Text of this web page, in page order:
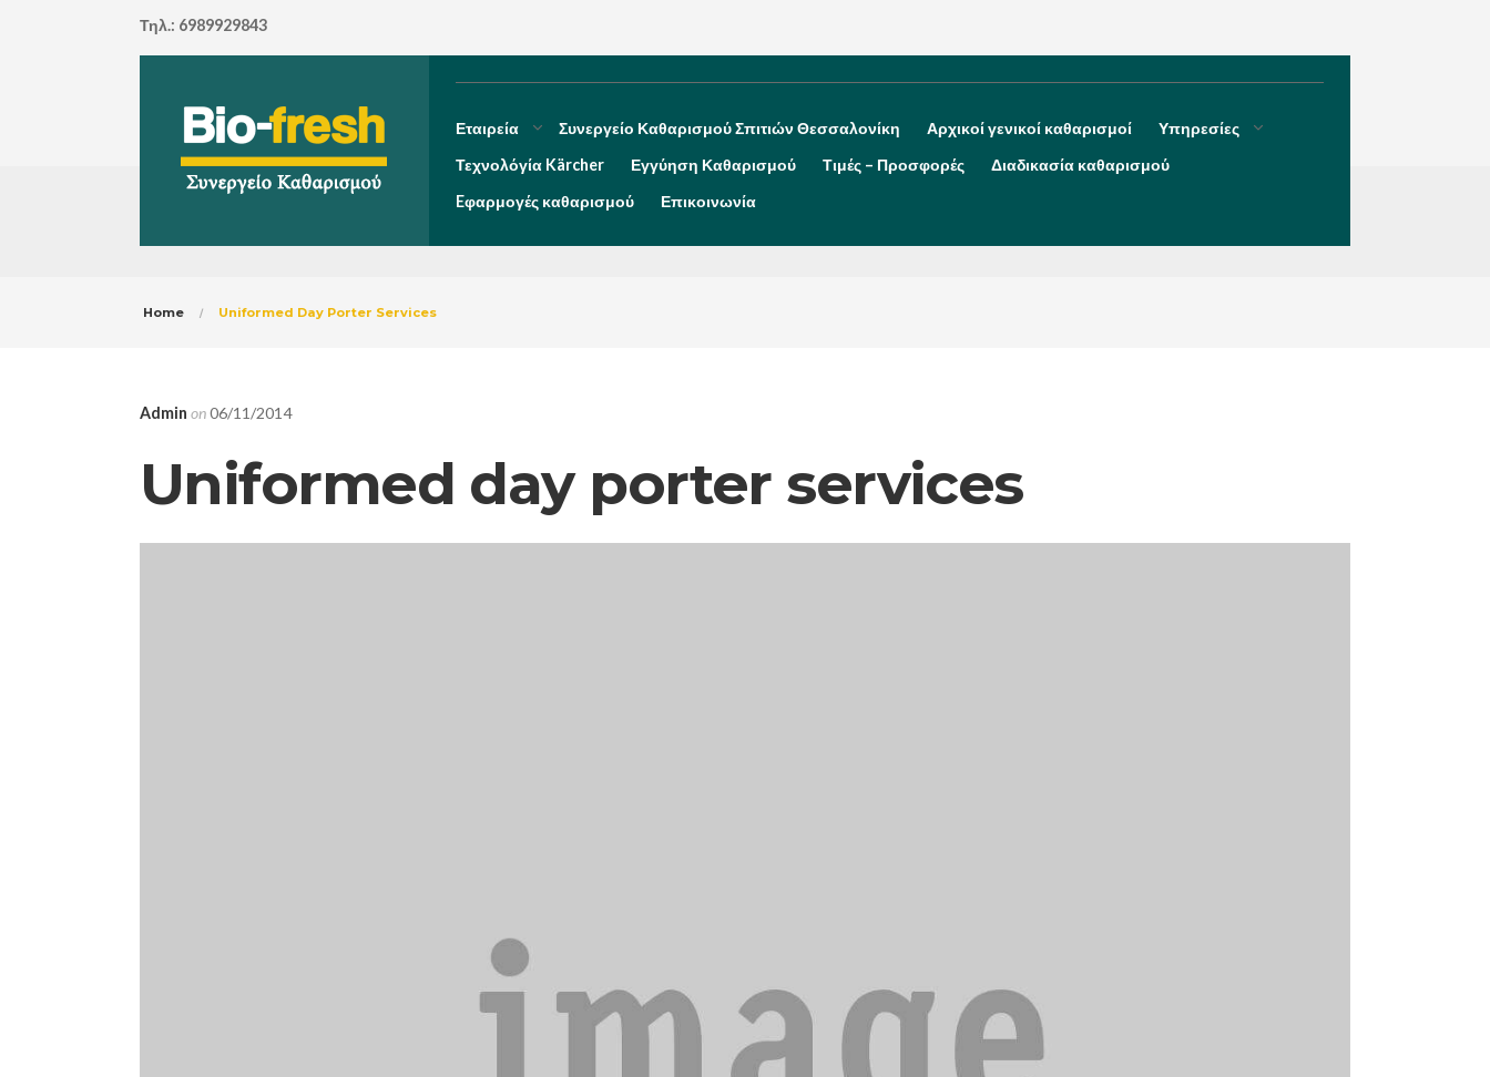
Τηλ.: 6989929843
Εταιρεία Συνεργείο Καθαρισμού Σπιτιών Θεσσαλονίκη Αρχικοί γενικοί καθαρισμοί
Υπηρεσίες
Τεχνολόγία Kärcher
Εγγύηση Καθαρισμού Τιμές – Προσφορές
Διαδικασία καθαρισμού
Eφαρμογές καθαρισμού
Επικοινωνία
Home Uniformed Day Porter Services
Admin on06/11/2014
Uniformed day porter services